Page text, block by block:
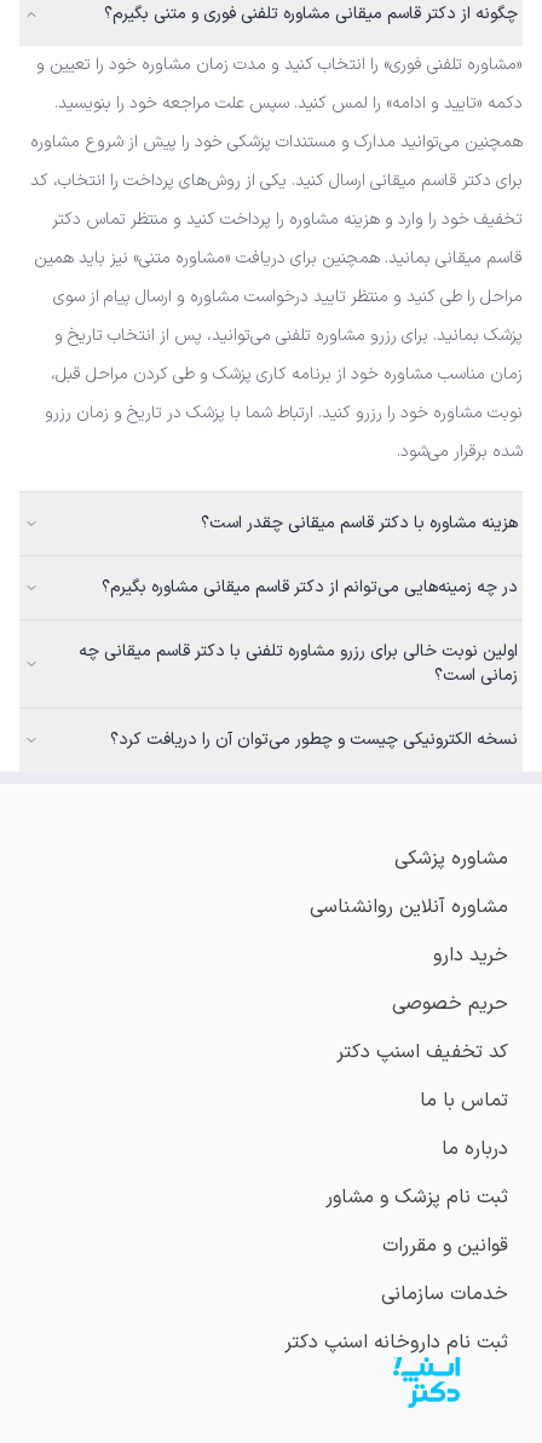
چگونه از دکتر قاسم میقانی مشاوره تلفنی فوری و متنی بگیرم؟
«مشاوره تلفنی فوری» را انتخاب کنید و مدت زمان مشاوره خود را تعیین و
دکمه «تایید و ادامه» را لمس کنید. سپس علت مراجعه خود را بنویسید.
همچنین می‌توانید مدارک و مستندات پزشکی خود را پیش از شروع مشاوره
برای دکتر قاسم میقانی ارسال کنید. یکی از روش‌های پرداخت را انتخاب، کد
تخفیف خود را وارد و هزینه مشاوره را پرداخت کنید و منتظر تماس دکتر
قاسم میقانی بمانید. همچنین برای دریافت «مشاوره متنی» نیز باید همین
مراحل را طی کنید و منتظر تایید درخواست مشاوره و ارسال پیام از سوی
پزشک بمانید. برای رزرو مشاوره تلفنی می‌توانید، پس از انتخاب تاریخ و
زمان مناسب مشاوره خود از برنامه کاری پزشک و طی کردن مراحل قبل،
نوبت مشاوره خود را رزرو کنید. ارتباط شما با پزشک در تاریخ و زمان رزرو
شده برقرار می‌شود.
هزینه مشاوره با دکتر قاسم میقانی چقدر است؟
در چه زمینه‌هایی می‌توانم از دکتر قاسم میقانی مشاوره بگیرم؟
اولین نوبت خالی برای رزرو مشاوره تلفنی با دکتر قاسم میقانی چه
زمانی است؟
نسخه الکترونیکی چیست و چطور می‌توان آن را دریافت کرد؟
مشاوره پزشکی
مشاوره آنلاین روانشناسی
خرید دارو
حریم خصوصی
کد تخفیف اسنپ دکتر
تماس با ما
درباره ما
ثبت نام پزشک و مشاور
قوانین و مقررات
خدمات سازمانی
ثبت نام داروخانه اسنپ دکتر